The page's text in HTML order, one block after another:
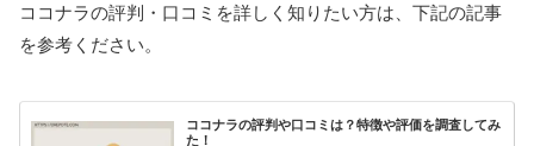
ココナラの評判・口コミを詳しく知りたい方は、下記の記事
を参考ください。
ココナラの評判や口コミは？特徴や評価を調査してみ
た！